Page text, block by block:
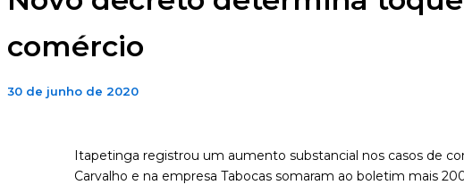
comércio
30 de junho de 2020
Itapetinga registrou um aumento substancial nos casos de
Carvalho e na empresa Tabocas somaram ao boletim mais